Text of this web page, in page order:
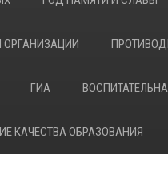
ОРГАНИЗАЦИИ
ГИА
КАЧЕСТВА ОБРАЗОВАНИЯ